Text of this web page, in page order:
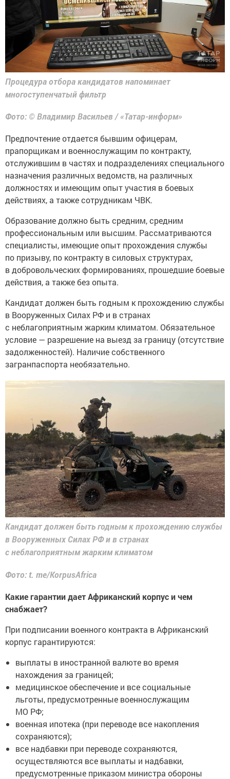
Процедура отбора кандидатов напоминает
многоступенчатый фильтр
Фото: © Владимир Васильев / «Татар-информ»
Предпочтение отдается бывшим офицерам,
прапорщикам и военнослужащим по контракту,
отслужившим в частях и подразделениях специального
назначения различных ведомств, на различных
должностях и имеющим опыт участия в боевых
действиях, а также сотрудникам ЧВК.
Образование должно быть средним, средним
профессиональным или высшим. Рассматриваются
специалисты, имеющие опыт прохождения службы
по призыву, по контракту в силовых структурах,
в добровольческих формированиях, прошедшие боевые
действия, а также без опыта.
Кандидат должен быть годным к прохождению службы
в Вооруженных Силах РФ и в странах
с неблагоприятным жарким климатом. Обязательное
условие — разрешение на выезд за границу (отсутствие
задолженностей). Наличие собственного
загранпаспорта необязательно.
Кандидат должен быть годным к прохождению службы
в Вооруженных Силах РФ и в странах
с неблагоприятным жарким климатом
Фото: t. me/KorpusAfrica
Какие гарантии дает Африканский корпус и чем
снабжает?
При подписании военного контракта в Африканский
корпус гарантируются:
выплаты в иностранной валюте во время
нахождения за границей;
медицинское обеспечение и все социальные
льготы, предусмотренные военнослужащим
МО РФ;
военная ипотека (при переводе все накопления
сохраняются);
все надбавки при переводе сохраняются,
осуществляются все выплаты и надбавки,
предусмотренные приказом министра обороны